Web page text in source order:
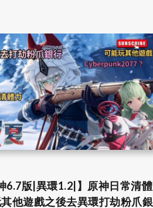
6.7版|異環1.2|】原神日常清體
他遊戲之後去異環打劫粉爪銀